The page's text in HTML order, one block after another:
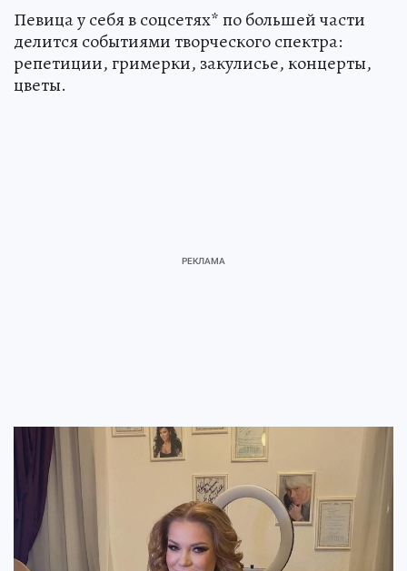
Певица у себя в соцсетях* по большей части
делится событиями творческого спектра:
репетиции, гримерки, закулисье, концерты,
цветы.